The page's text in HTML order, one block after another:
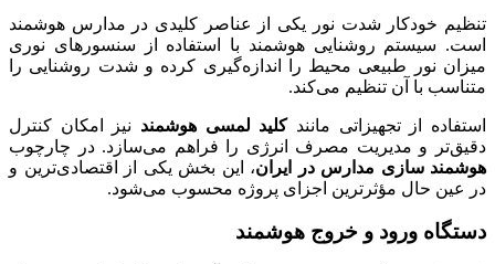
تنظیم خودکار شدت نور یکی از عناصر کلیدی در مدارس هوشمند
است. سیستم روشنایی هوشمند با استفاده از سنسورهای نوری
میزان نور طبیعی محیط را اندازه‌گیری کرده و شدت روشنایی را
متناسب با آن تنظیم می‌کند.
استفاده از تجهیزاتی مانندکلید لمسی هوشمند نیز امکان کنترل
دقیق‌تر و مدیریت مصرف انرژی را فراهم می‌سازد. در چارچوب
هوشمند سازی مدارس در ایران، این بخش یکی از اقتصادی‌ترین و
در عین حال مؤثرترین اجزای پروژه محسوب می‌شود.
دستگاه ورود و خروج هوشمند